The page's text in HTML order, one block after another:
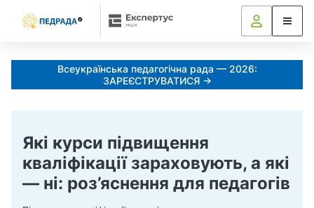
Всеукраїнська педагогічна рада — 2026:
ЗАРЕЄСТРУВАТИСЯ →
Які курси підвищення
кваліфікації зараховують, а які
— ні: роз’яснення для педагогів
Портал Педрада